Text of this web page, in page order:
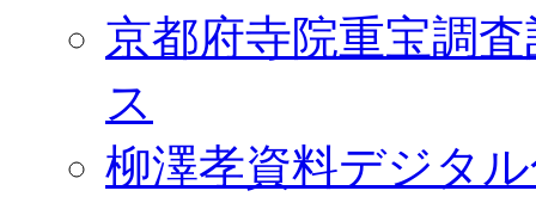
京都府寺院重宝調
ス
柳澤孝資料デジタ